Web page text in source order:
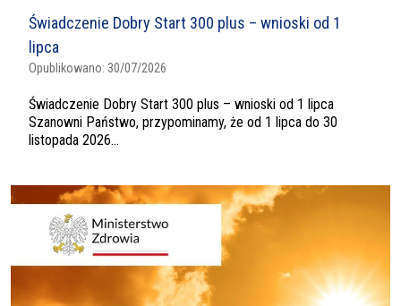
Świadczenie Dobry Start 300 plus – wnioski od 1
lipca
Opublikowano: 30/07/2026
Świadczenie Dobry Start 300 plus – wnioski od 1 lipca
Szanowni Państwo, przypominamy, że od 1 lipca do 30
listopada 2026...